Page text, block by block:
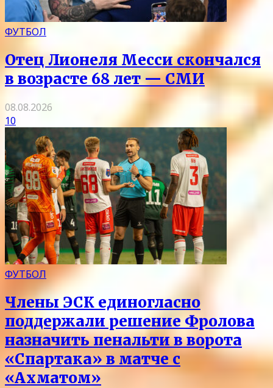
ФУТБОЛ
Отец Лионеля Месси скончался
в возрасте 68 лет — СМИ
08.08.2026
10
ФУТБОЛ
Члены ЭСК единогласно
поддержали решение Фролова
назначить пенальти в ворота
«Спартака» в матче с
«Ахматом»